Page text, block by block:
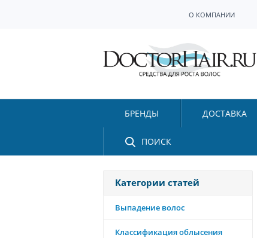
О КОМПАНИИ
БРЕНДЫ ДОСТАВКА
ПОИСК
Категории статей
Выпадение волос
Классификация облысения